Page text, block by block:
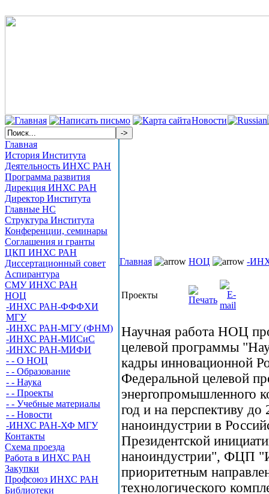
Новости
Главная
История Института
Деятельность ИНХС РАН
Программа развития
Дирекция ИНХС РАН
Директор Института
Главные НС
Структура Института
Конференции, семинары
Соглашения и гранты
ЦКП ИНХС РАН
Диссертационный совет
Аспирантура
СМУ ИНХС РАН
НОЦ
-ИНХС РАН-ФФФХИ
МГУ
-ИНХС РАН-МГУ (ФНМ)
-ИНХС РАН-МИСиС
-ИНХС РАН-МИФИ
- - О НОЦ
- - Образование
- - Наука
- - Проекты
- - Учебные материалы
- - Новости
-ИНХС РАН-ХФ МГУ
Контакты
Схема проезда
Работа в ИНХС РАН
Закупки
Профсоюз ИНХС РАН
Библиотеки
Главная НОЦ -
Проекты
Научная работа НОЦ
целевой программы
кадры инновационной
Федеральной целевой
энергопромышленного
год и на перспективу
наноиндустрии в
Президентской
наноиндустрии", ФЦП
приоритетным
технологического